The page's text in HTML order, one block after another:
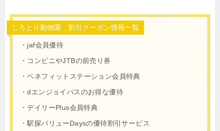
しろとり動物園 割引クーポン情報一覧
・jaf会員優待
・コンビニやJTBの前売り券
・ベネフィットステーション会員特典
・dエンジョイパスのお得な優待
・デイリーPlus会員特典
・駅探バリューDaysの優待割引サービス